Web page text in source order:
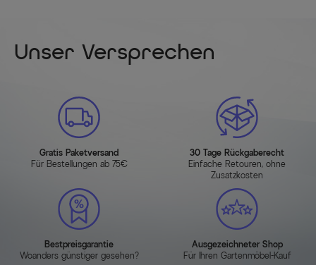
Unser Versprechen
Gratis Paketversand
Für Bestellungen ab 75€
30 Tage Rückgaberecht
Einfache Retouren, ohne
Zusatzkosten
Bestpreisgarantie
Woanders günstiger gesehen?
Ausgezeichneter Shop
Für Ihren Gartenmöbel-Kauf